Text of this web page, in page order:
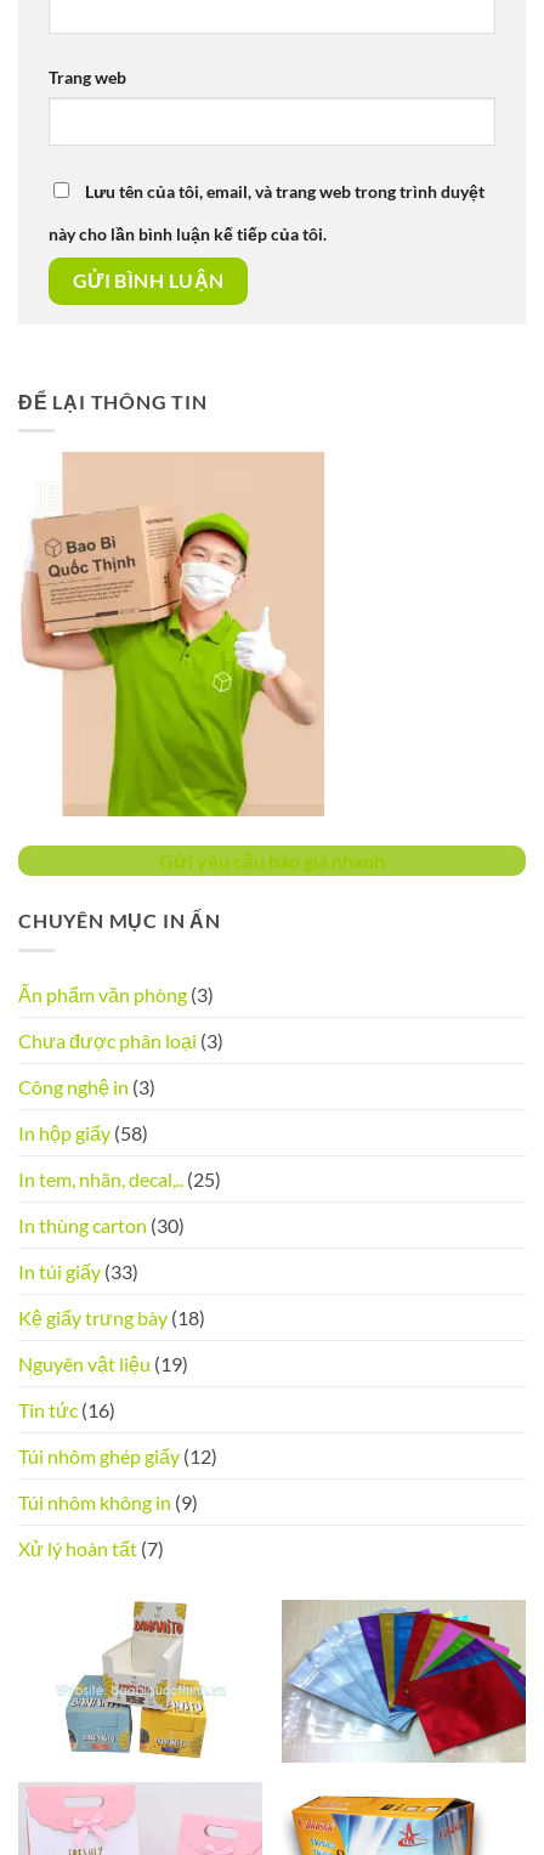
Trang web
Lưu tên của tôi, email, và trang web trong trình duyệt
này cho lần bình luận kế tiếp của tôi.
ĐỂ LẠI THÔNG TIN
Gửi yêu cầu báo giá nhanh
CHUYÊN MỤC IN ẤN
Ấn phẩm văn phòng (3)
Chưa được phân loại (3)
Công nghệ in (3)
In hộp giấy (58)
In tem, nhãn, decal,.. (25)
In thùng carton (30)
In túi giấy (33)
Kệ giấy trưng bày (18)
Nguyên vật liệu (19)
Tin tức (16)
Túi nhôm ghép giấy (12)
Túi nhôm không in (9)
Xử lý hoàn tất (7)